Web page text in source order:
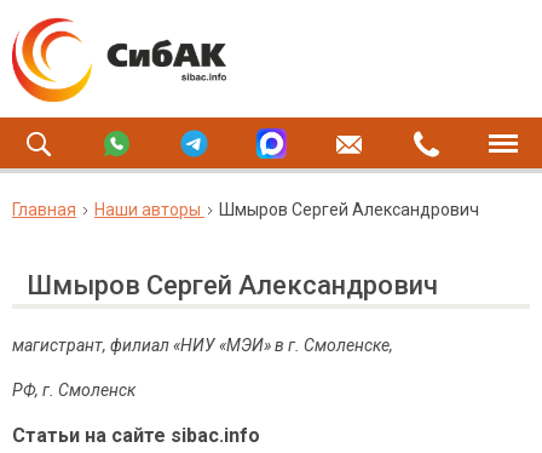
Главная Наши авторы Шмыров Сергей Александрович
Шмыров Сергей Александрович
магистрант, филиал «НИУ «МЭИ» в г. Смоленске,
РФ, г. Смоленск
Статьи на сайте sibac.info